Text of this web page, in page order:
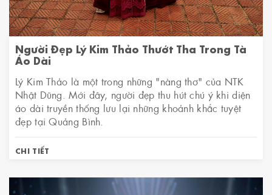
Người Đẹp Lý Kim Thảo Thướt Tha Trong Tà
Áo Dài
​​​​​​​Lý Kim Thảo là một trong những "nàng thơ" của NTK
Nhật Dũng. Mới đây, người đẹp thu hút chú ý khi diện
áo dài truyền thống lưu lại những khoảnh khắc tuyệt
đẹp tại Quảng Bình.
CHI TIẾT